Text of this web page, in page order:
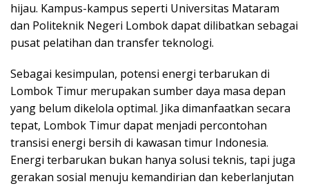
hijau. Kampus-kampus seperti Universitas Mataram
dan Politeknik Negeri Lombok dapat dilibatkan sebagai
pusat pelatihan dan transfer teknologi.
Sebagai kesimpulan, potensi energi terbarukan di
Lombok Timur merupakan sumber daya masa depan
yang belum dikelola optimal. Jika dimanfaatkan secara
tepat, Lombok Timur dapat menjadi percontohan
transisi energi bersih di kawasan timur Indonesia.
Energi terbarukan bukan hanya solusi teknis, tapi juga
gerakan sosial menuju kemandirian dan keberlanjutan